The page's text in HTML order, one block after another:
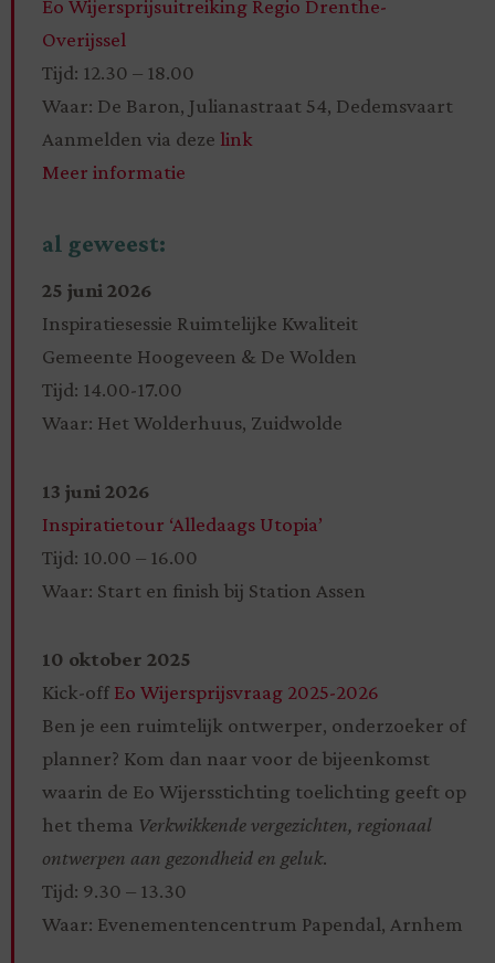
Eo Wijersprijsuitreiking Regio Drenthe-
Overijssel
Tijd: 12.30 – 18.00
Waar: De Baron, Julianastraat 54, Dedemsvaart
Aanmelden via deze link
Meer informatie
al geweest:
25 juni 2026
Inspiratiesessie Ruimtelijke Kwaliteit
Gemeente Hoogeveen & De Wolden
Tijd: 14.00-17.00
Waar: Het Wolderhuus, Zuidwolde
13 juni 2026
Inspiratietour ‘Alledaags Utopia’
Tijd: 10.00 – 16.00
Waar: Start en finish bij Station Assen
10 oktober 2025
Kick-off Eo Wijersprijsvraag 2025-2026
Ben je een ruimtelijk ontwerper, onderzoeker of
planner? Kom dan naar voor de bijeenkomst
waarin de Eo Wijersstichting toelichting geeft op
het thema Verkwikkende vergezichten, regionaal
ontwerpen aan gezondheid en geluk.
Tijd: 9.30 – 13.30
Waar: Evenementencentrum Papendal, Arnhem